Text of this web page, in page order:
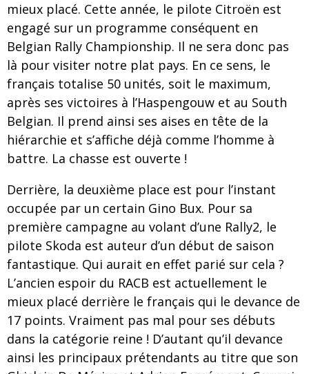
mieux placé. Cette année, le pilote Citroën est
engagé sur un programme conséquent en
Belgian Rally Championship. Il ne sera donc pas
là pour visiter notre plat pays. En ce sens, le
français totalise 50 unités, soit le maximum,
après ses victoires à l’Haspengouw et au South
Belgian. Il prend ainsi ses aises en tête de la
hiérarchie et s’affiche déjà comme l’homme à
battre. La chasse est ouverte !
Derrière, la deuxième place est pour l’instant
occupée par un certain Gino Bux. Pour sa
première campagne au volant d’une Rally2, le
pilote Skoda est auteur d’un début de saison
fantastique. Qui aurait en effet parié sur cela ?
L’ancien espoir du RACB est actuellement le
mieux placé derrière le français qui le devance de
17 points. Vraiment pas mal pour ses débuts
dans la catégorie reine ! D’autant qu’il devance
ainsi les principaux prétendants au titre que son